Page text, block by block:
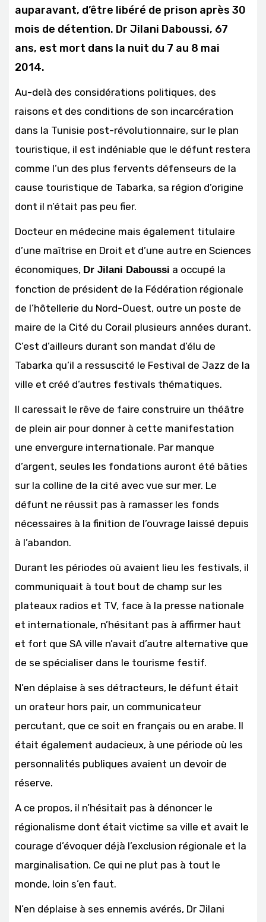
auparavant, d’être libéré de prison après 30
mois de détention. Dr Jilani Daboussi, 67
ans, est mort dans la nuit du 7 au 8 mai
2014.
Au-delà des considérations politiques, des
raisons et des conditions de son incarcération
dans la Tunisie post-révolutionnaire, sur le plan
touristique, il est indéniable que le défunt restera
comme l’un des plus fervents défenseurs de la
cause touristique de Tabarka, sa région d’origine
dont il n’était pas peu fier.
Docteur en médecine mais également titulaire
d’une maîtrise en Droit et d’une autre en Sciences
économiques, Dr Jilani Daboussi a occupé la
fonction de président de la Fédération régionale
de l’hôtellerie du Nord-Ouest, outre un poste de
maire de la Cité du Corail plusieurs années durant.
C’est d’ailleurs durant son mandat d’élu de
Tabarka qu’il a ressuscité le Festival de Jazz de la
ville et créé d’autres festivals thématiques.
Il caressait le rêve de faire construire un théâtre
de plein air pour donner à cette manifestation
une envergure internationale. Par manque
d’argent, seules les fondations auront été bâties
sur la colline de la cité avec vue sur mer. Le
défunt ne réussit pas à ramasser les fonds
nécessaires à la finition de l’ouvrage laissé depuis
à l’abandon.
Durant les périodes où avaient lieu les festivals, il
communiquait à tout bout de champ sur les
plateaux radios et TV, face à la presse nationale
et internationale, n’hésitant pas à affirmer haut
et fort que SA ville n’avait d’autre alternative que
de se spécialiser dans le tourisme festif.
N’en déplaise à ses détracteurs, le défunt était
un orateur hors pair, un communicateur
percutant, que ce soit en français ou en arabe. Il
était également audacieux, à une période où les
personnalités publiques avaient un devoir de
réserve.
A ce propos, il n’hésitait pas à dénoncer le
régionalisme dont était victime sa ville et avait le
courage d’évoquer déjà l’exclusion régionale et la
marginalisation. Ce qui ne plut pas à tout le
monde, loin s’en faut.
N’en déplaise à ses ennemis avérés, Dr Jilani